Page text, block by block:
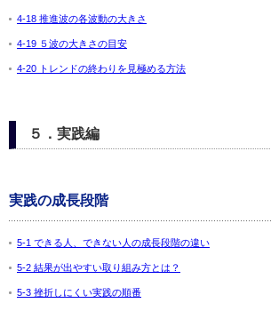
4-18 推進波の各波動の大きさ
4-19 ５波の大きさの目安
4-20 トレンドの終わりを見極める方法
５．実践編
実践の成長段階
5-1 できる人、できない人の成長段階の違い
5-2 結果が出やすい取り組み方とは？
5-3 挫折しにくい実践の順番